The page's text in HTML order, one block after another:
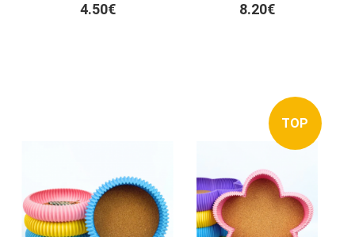
4.50€ 8.20€
TOP